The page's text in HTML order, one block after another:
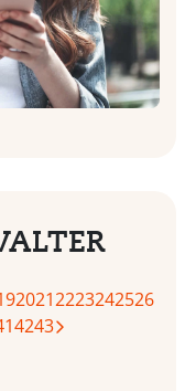
20212223242526
4243